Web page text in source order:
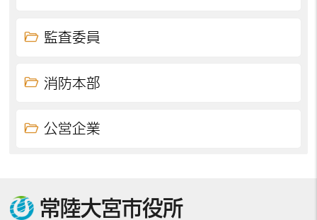
監査委員
消防本部
公営企業
常陸大宮市役所